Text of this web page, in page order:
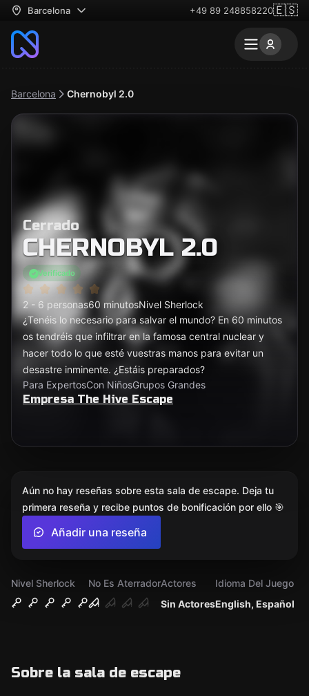
Barcelona +49 89 248858220🇪🇸
Barcelona Chernobyl​ 2.0
Cerrado
CHERNOBYL​ 2.0
Verificado
2 - 6 personas60 minutosNivel Sherlock
¿Tenéis lo necesario para salvar el mundo? En 60 minutos
os tendréis que infiltrar en la famosa central nuclear y
hacer todo lo que esté vuestras manos para evitar un
desastre inminente. ¿Estáis preparados?
Para ExpertosCon NiñosGrupos Grandes
Empresa The Hive Escape
Nivel Sherlock
No Es Aterrador
Sin Actores
Actores
English, Español
Idioma Del Juego
Sobre la sala de escape
Aún no hay reseñas sobre esta sala de escape. Deja tu
primera reseña y recibe puntos de bonificación por ello 🎯
Añadir una reseña